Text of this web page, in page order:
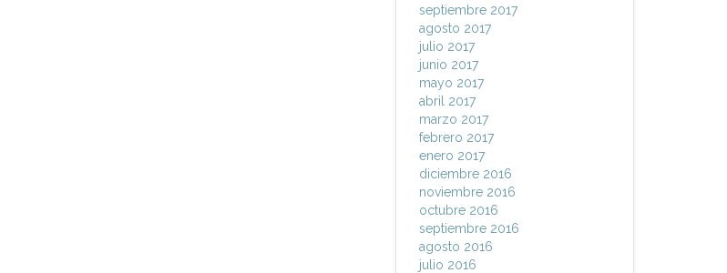
septiembre 2017
agosto 2017
julio 2017
junio 2017
mayo 2017
abril 2017
marzo 2017
febrero 2017
enero 2017
diciembre 2016
noviembre 2016
octubre 2016
septiembre 2016
agosto 2016
julio 2016